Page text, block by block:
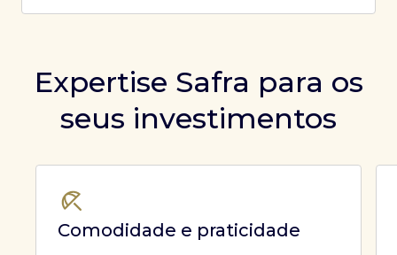
Expertise Safra para os
seus investimentos
Comodidade e praticidade